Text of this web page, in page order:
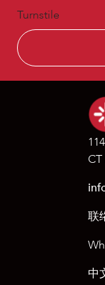
快
Turnstile
联
中